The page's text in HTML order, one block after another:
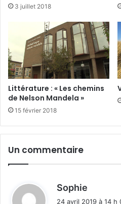
3 juillet 2018
Littérature : « Les chemins
de Nelson Mandela »
15 février 2018
Un commentaire
Sophie
24 avril 2019 à 14 h